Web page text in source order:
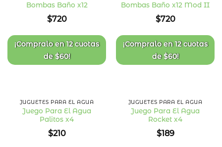
de
deseos
Bombas Baño x12
$720
¡Compralo en12 cuotas
de$60!
de
deseos
Bombas Baño x12 Mod II
$720
¡Compralo en12 cuotas
de$60!
JUGUETES PARA EL AGUA
Juego Para El Agua
Palitos x4
$210
JUGUETES PARA EL AGUA
Juego Para El Agua
Rocket x4
$189